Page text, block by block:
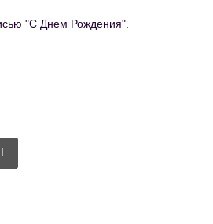
"С Днем Рождения".